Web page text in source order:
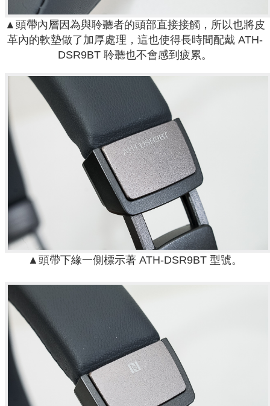
▲頭帶內層因為與聆聽者的頭部直接接觸，所以也將皮
革內的軟墊做了加厚處理，這也使得長時間配戴 ATH-
DSR9BT 聆聽也不會感到疲累。
▲頭帶下緣一側標示著 ATH-DSR9BT 型號。